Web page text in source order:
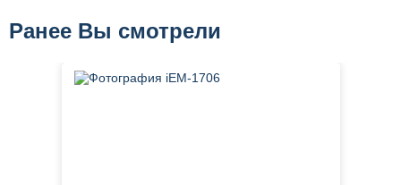
Ранее Вы смотрели